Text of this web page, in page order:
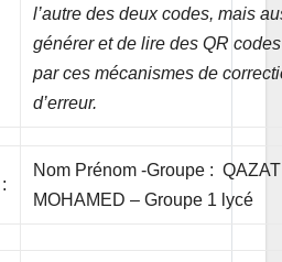
l’autre des deux codes, mais
générer et de lire des QR
par ces mécanismes de
d’erreur.
:
Nom Prénom -Groupe : QAZAT
MOHAMED – Groupe 1 lycé